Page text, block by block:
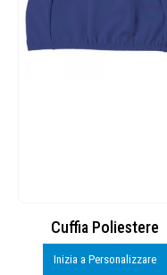
Cuffia Poliestere
Inizia a Personalizzare